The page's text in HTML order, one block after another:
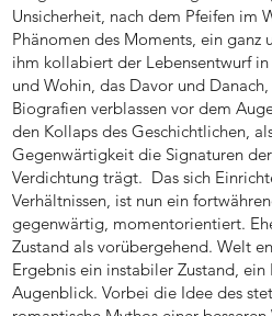
Unsicherheit, nach dem Pfeifen im
Phänomen des Moments, ein ganz
ihm kollabiert der Lebensentwurf
und Wohin, das Davor und
Biografien verblassen vor dem
den Kollaps des Geschichtlichen,
Gegenwärtigkeit die Signaturen
Verdichtung trägt. Das sich
Verhältnissen, ist nun ein
gegenwärtig, momentorientiert.
Zustand als vorübergehend. Welt
Ergebnis ein instabiler Zustand,
Augenblick. Vorbei die Idee des